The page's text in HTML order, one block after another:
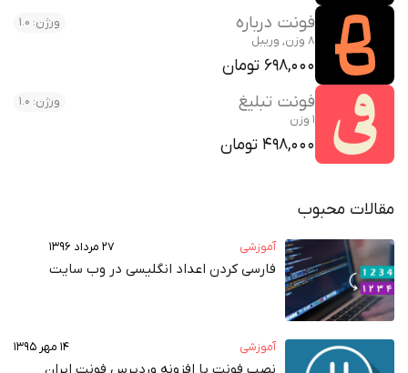
فونت درباره
ورژن: 1.0
8 وزن, وریبل
698,000 تومان
فونت تبلیغ
ورژن: 1.0
1 وزن
498,000 تومان
مقالات محبوب
آموزشی ۲۷ مرداد ۱۳۹۶
فارسی کردن اعداد انگلیسی در وب‌ سایت
آموزشی ۱۴ مهر ۱۳۹۵